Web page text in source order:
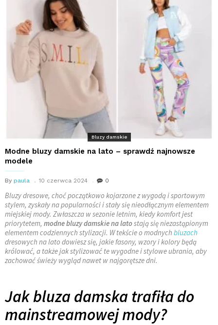
Bluzy damskie
Modne bluzy damskie na lato – sprawdź najnowsze
modele
By paula 10 czerwca 2024 0
Bluzy dresowe, choć początkowo kojarzone z wygodą i sportowym
stylem, zyskały na popularności i stały się nieodłącznym elementem
miejskiej mody. Zwłaszcza w sezonie letnim, kiedy komfort jest
priorytetem, modne bluzy damskie na latostają się niezastąpionym
elementem codziennych stylizacji. W tekście o modnych bluzach
dresowych na lato dowiesz się, jakie fasony, wzory i kolory będą
królować, a także jak stylizować te wygodne i stylowe ubrania, aby
zachować świeży wygląd nawet w najgorętsze dni.
Jak bluza damska trafiła do
mainstreamowej mody?